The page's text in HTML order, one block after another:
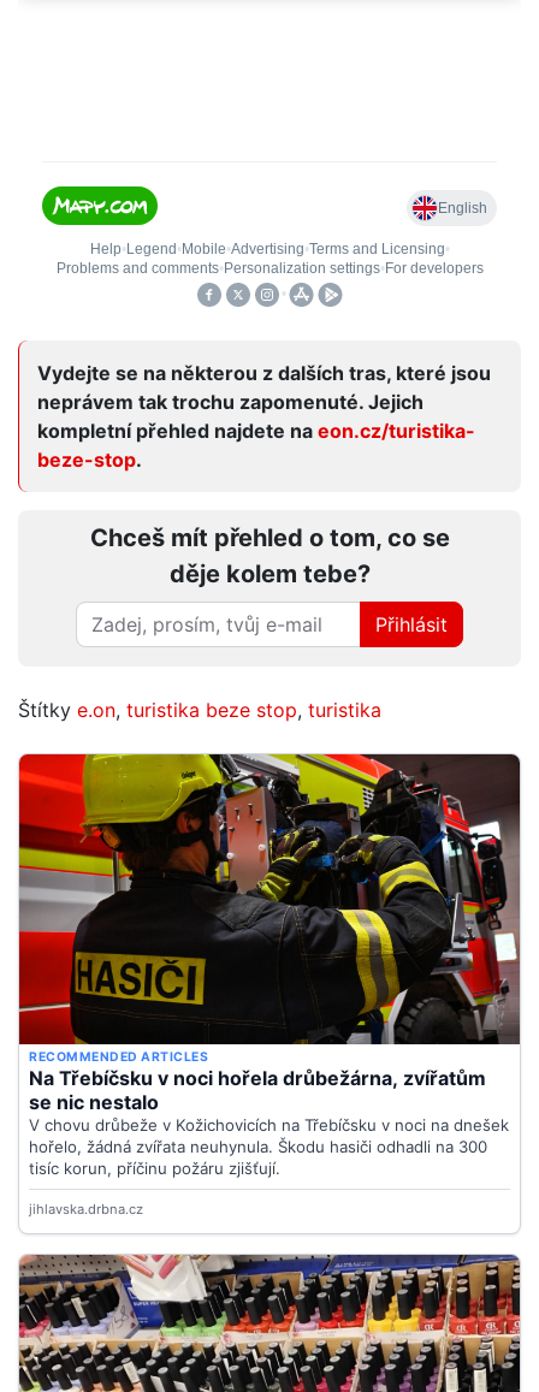
Vydejte se na některou z dalších tras, které jsou
neprávem tak trochu zapomenuté. Jejich
kompletní přehled najdete na eon.cz/turistika-
beze-stop.
Chceš mít přehled o tom, co se
děje kolem tebe?
Přihlásit
Štítky e.on, turistika beze stop, turistika